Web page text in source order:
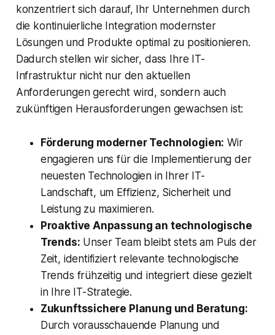
konzentriert sich darauf, Ihr Unternehmen durch
die kontinuierliche Integration modernster
Lösungen und Produkte optimal zu positionieren.
Dadurch stellen wir sicher, dass Ihre IT-
Infrastruktur nicht nur den aktuellen
Anforderungen gerecht wird, sondern auch
zukünftigen Herausforderungen gewachsen ist:
Förderung moderner Technologien: Wir
engagieren uns für die Implementierung der
neuesten Technologien in Ihrer IT-
Landschaft, um Effizienz, Sicherheit und
Leistung zu maximieren.
Proaktive Anpassung an technologische
Trends: Unser Team bleibt stets am Puls der
Zeit, identifiziert relevante technologische
Trends frühzeitig und integriert diese gezielt
in Ihre IT-Strategie.
Zukunftssichere Planung und Beratung:
Durch vorausschauende Planung und